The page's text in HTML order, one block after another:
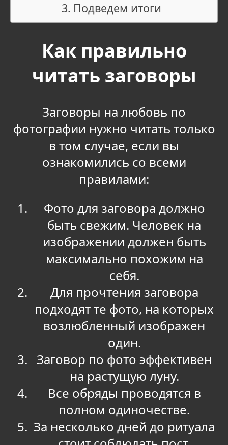
Подведем итоги
Как правильно
читать заговоры
Заговоры на любовь по
фотографии нужно читать только
в том случае, если вы
ознакомились со всеми
правилами:
Фото для заговора должно
быть свежим. Человек на
изображении должен быть
максимально похожим на
себя.
Для прочтения заговора
подходят те фото, на которых
возлюбленный изображен
один.
Заговор по фото эффективен
на растущую луну.
Все обряды проводятся в
полном одиночестве.
За несколько дней до ритуала